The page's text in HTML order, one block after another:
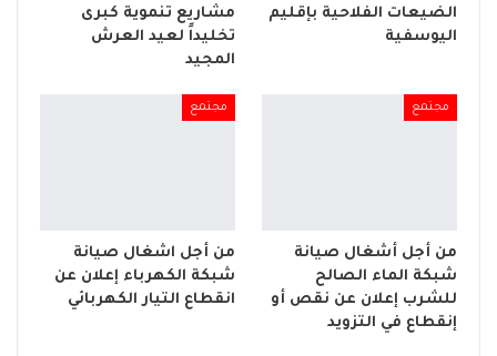
الضيعات الفلاحية بإقليم
اليوسفية
مشاريع تنموية كبرى
تخليداً لعيد العرش
المجيد
مجتمع
من أجل أشغال صيانة
شبكة الماء الصالح
للشرب إعلان عن نقص أو
إنقطاع في التزويد
مجتمع
من أجل اشغال صيانة
شبكة الكهرباء إعلان عن
انقطاع التيار الكهربائي